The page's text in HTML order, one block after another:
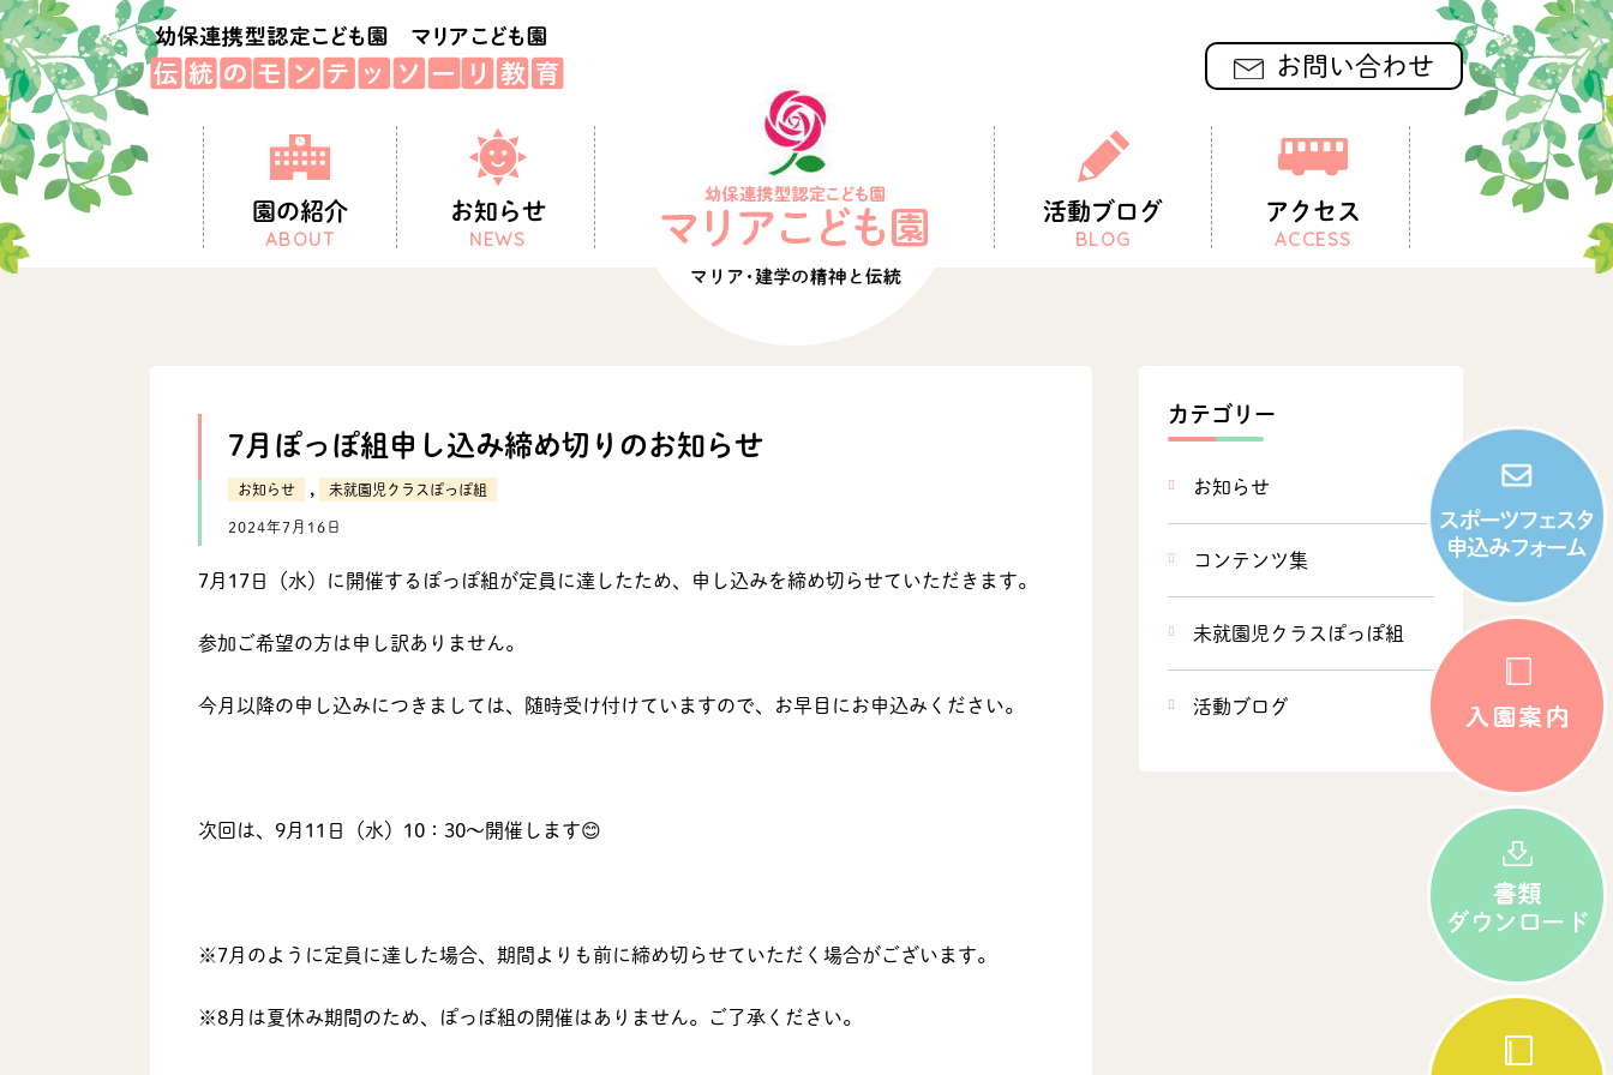
お問い合わせ
園の紹介
ABOUT
お知らせ
NEWS
活動ブログ
BLOG
アクセス
ACCESS
7月ぽっぽ組申し込み締め切りのお知らせ
お知らせ , 未就園児クラスぽっぽ組
2024年7月16日
7月17日（水）に開催するぽっぽ組が定員に達したため、申し込みを締め切らせていただきます。
参加ご希望の方は申し訳ありません。
今月以降の申し込みにつきましては、随時受け付けていますので、お早目にお申込みください。
次回は、9月11日（水）10：30～開催します😊
※7月のように定員に達した場合、期間よりも前に締め切らせていただく場合がございます。
※8月は夏休み期間のため、ぽっぽ組の開催はありません。ご了承ください。
カテゴリー
お知らせ
コンテンツ集
未就園児クラスぽっぽ組
活動ブログ